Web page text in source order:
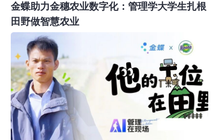
金蝶助力金穗农业数字化：管理学大学生扎根
田野做智慧农业